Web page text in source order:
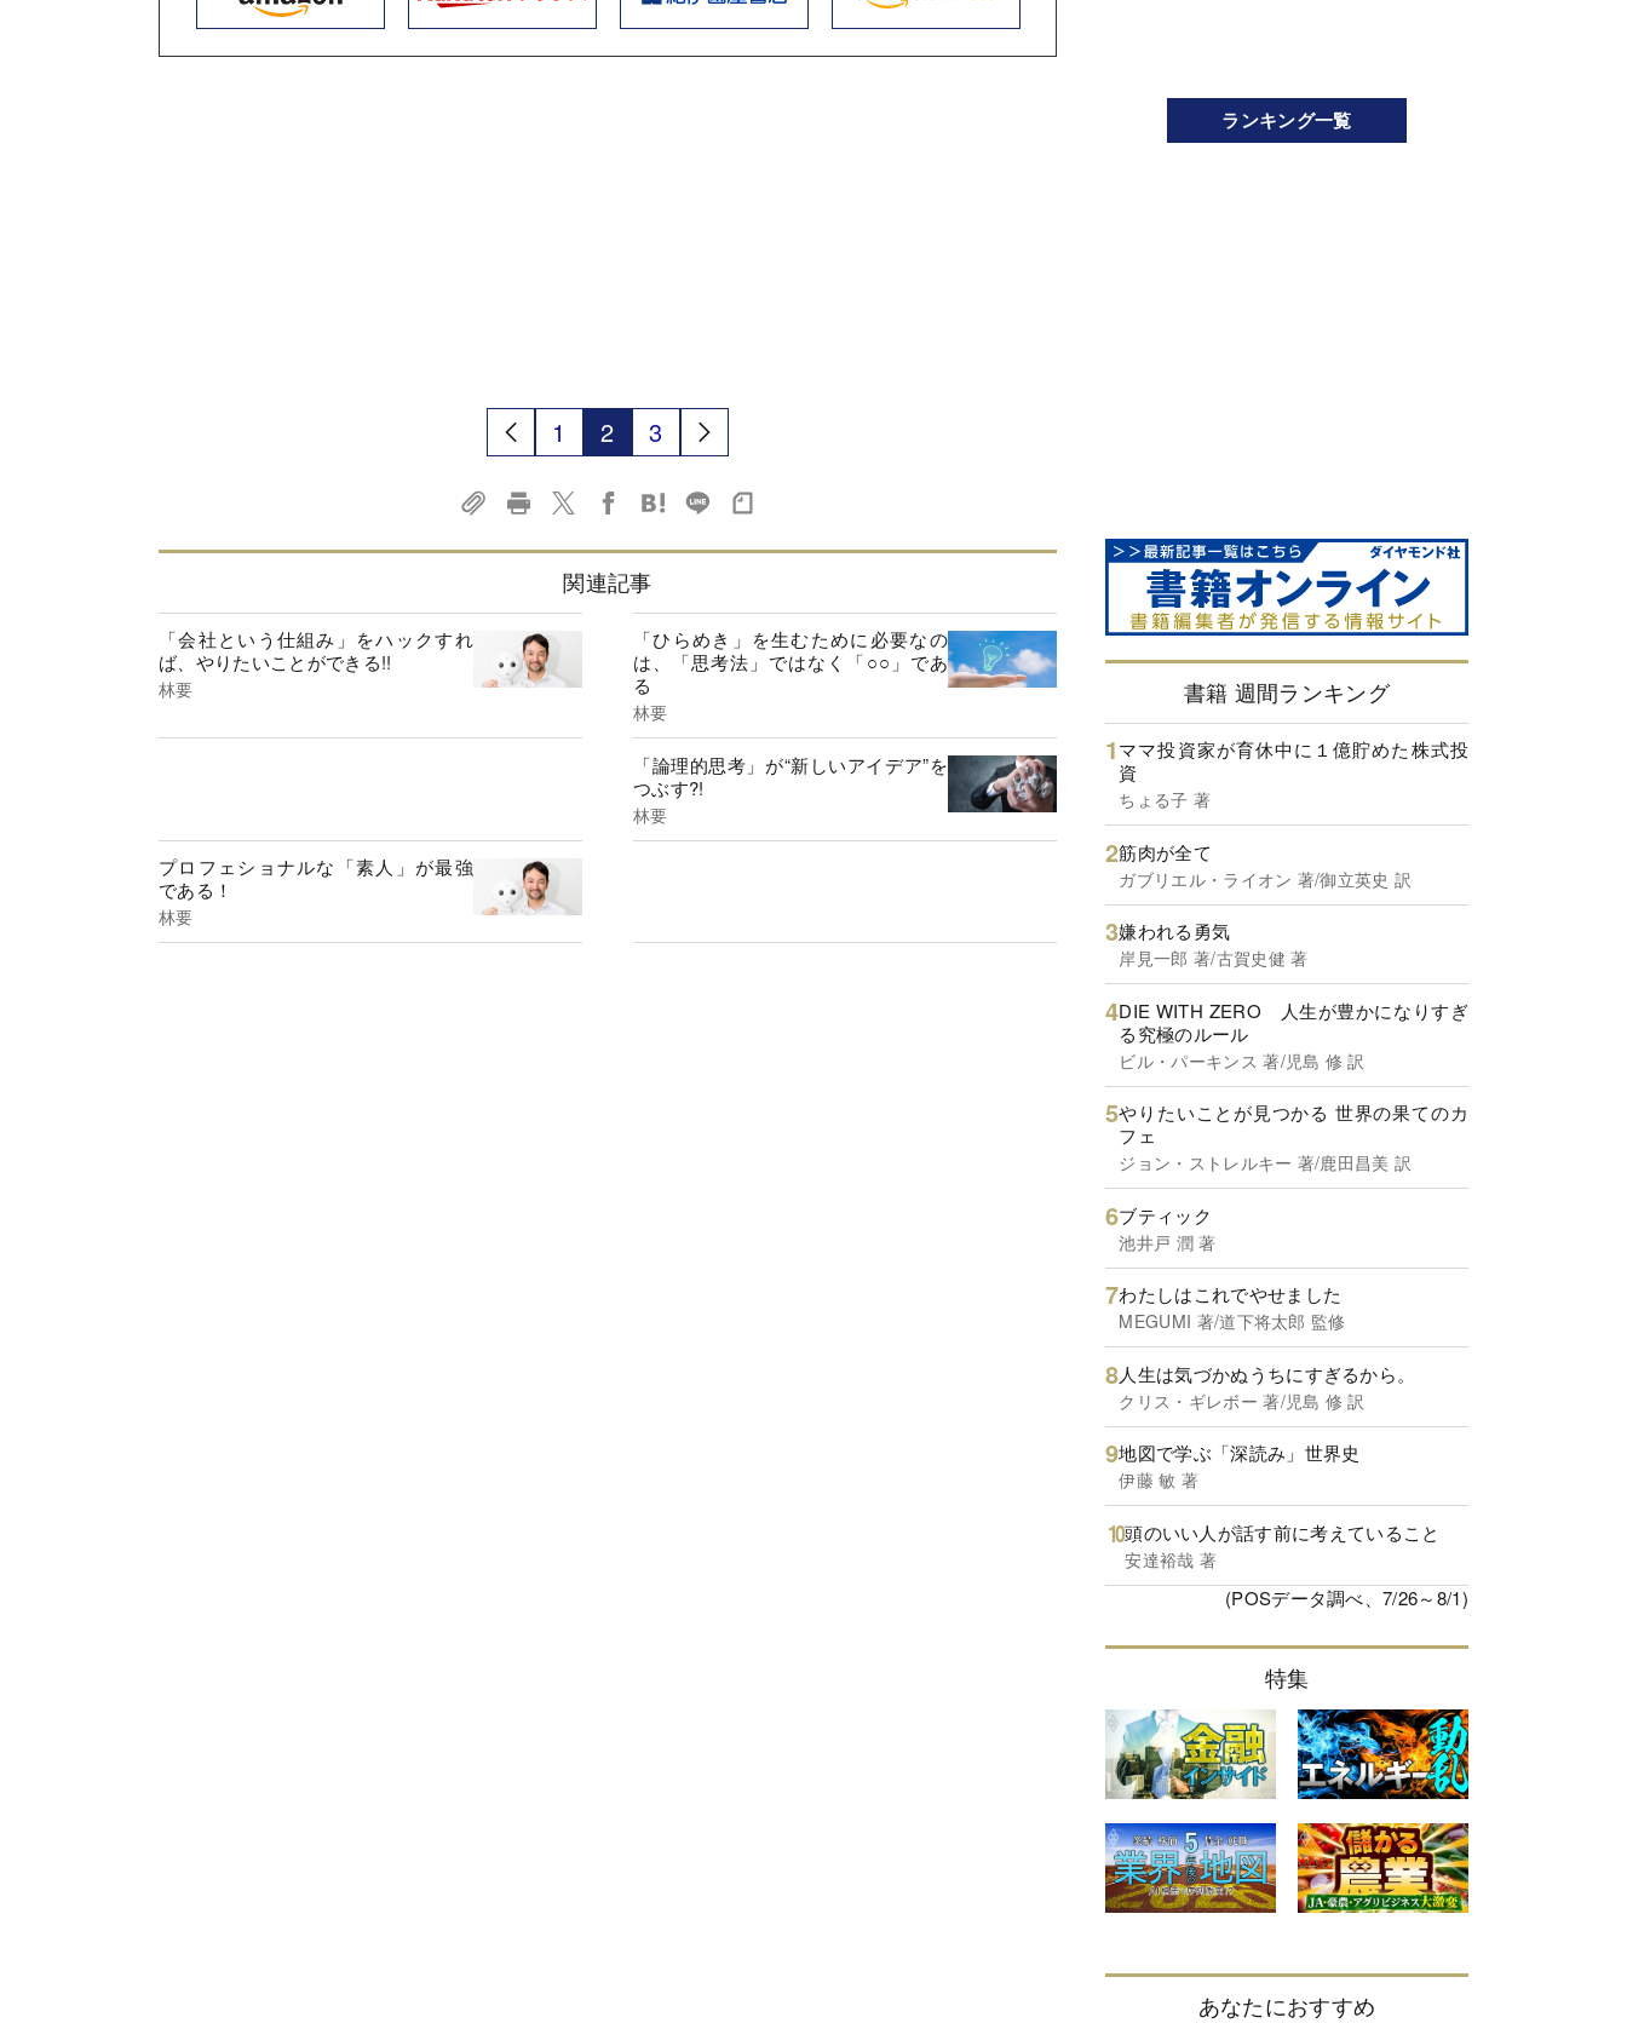
1 2 3
関連記事
「会社という仕組み」をハックすれ
ば、やりたいことができる!!
林要
「ひらめき」を生むために必要なの
は、「思考法」ではなく「○○」であ
る
林要
「論理的思考」が“新しいアイデア”を
つぶす?!
林要
プロフェショナルな「素人」が最強
である！
林要
ランキング一覧
書籍 週間ランキング
ママ投資家が育休中に１億貯めた株式投
資
ちょる子 著
筋肉が全て
ガブリエル・ライオン 著/御立英史 訳
嫌われる勇気
岸見一郎 著/古賀史健 著
DIE WITH ZERO 人生が豊かになりすぎ
る究極のルール
ビル・パーキンス 著/児島 修 訳
やりたいことが見つかる 世界の果てのカ
フェ
ジョン・ストレルキー 著/鹿田昌美 訳
ブティック
池井戸 潤 著
わたしはこれでやせました
MEGUMI 著/道下将太郎 監修
人生は気づかぬうちにすぎるから。
クリス・ギレボー 著/児島 修 訳
地図で学ぶ「深読み」世界史
伊藤 敏 著
頭のいい人が話す前に考えていること
安達裕哉 著
(POSデータ調べ、7/26～8/1)
特集
あなたにおすすめ